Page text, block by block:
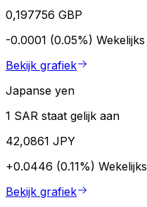
0,197756 GBP
-0.0001 (0.05%) Wekelijks
Bekijk grafiek
Japanse yen
1 SAR staat gelijk aan
42,0861 JPY
+0.0446 (0.11%) Wekelijks
Bekijk grafiek